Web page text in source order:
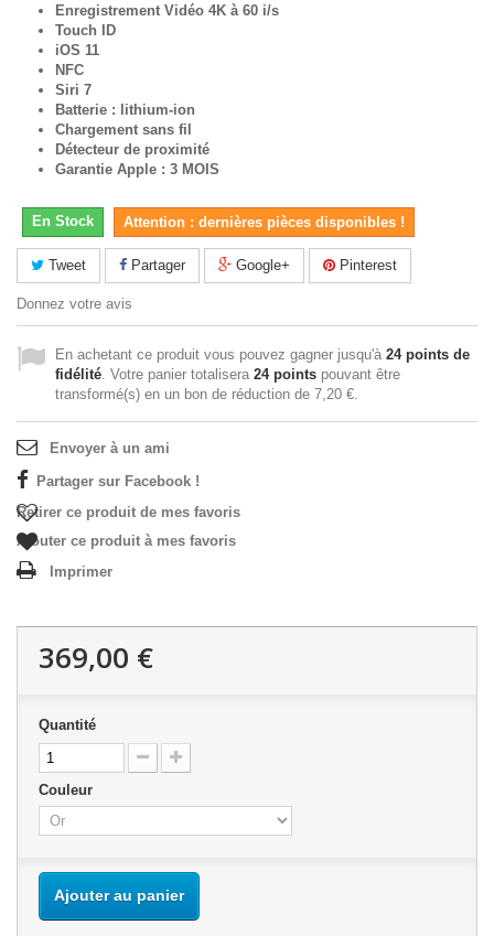
Enregistrement Vidéo 4K à 60 i/s
Touch ID
iOS 11
NFC
Siri 7
Batterie : lithium-ion
Chargement sans fil
Détecteur de proximité
Garantie Apple : 3 MOIS
En Stock Attention : dernières pièces disponibles !
Tweet Partager Google+ Pinterest
Donnez votre avis
En achetant ce produit vous pouvez gagner jusqu'à 24points de
fidélité. Votre panier totalisera 24points pouvant être
transformé(s) en un bon de réduction de 7,20 €.
Envoyer à un ami
Partager sur Facebook !
Retirer ce produit de mes favoris
Ajouter ce produit à mes favoris
Imprimer
369,00 €
Quantité
Couleur
Ajouter au panier